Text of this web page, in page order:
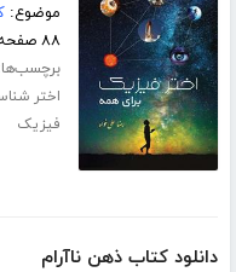
موضوع:
۸۸ صفحه
اختر
فیزیک
دانلود کتاب ذهن ناآرام